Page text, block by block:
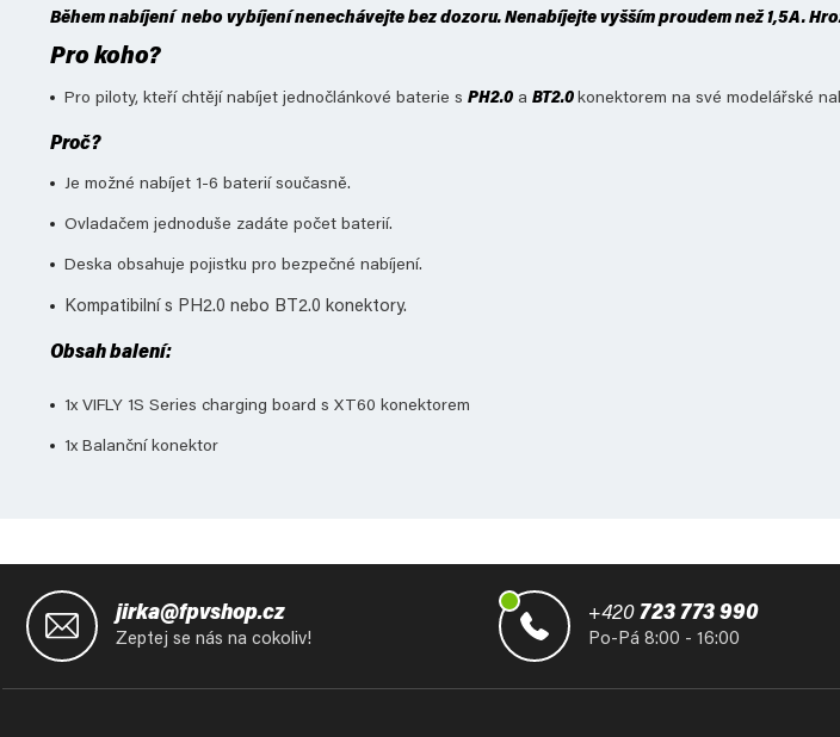
Během nabíjení nebo vybíjení nenechávejte bez dozoru. Nenabíjejte vyšším proudem než 1,5A.
Pro koho?
Pro piloty, kteří chtějí nabíjet jednočlánkové baterie s PH2.0 a BT2.0 konektorem na své modelářské
Proč?
Je možné nabíjet 1-6 baterií současně.
Ovladačem jednoduše zadáte počet baterií.
Deska obsahuje pojistku pro bezpečné nabíjení.
Kompatibilní s PH2.0 nebo BT2.0 konektory.
Obsah balení:
1x VIFLY 1S Series charging board s XT60 konektorem
1x Balanční konektor
t
jirka@fpvshop.cz
Zeptej se nás na cokoliv!
+420 723 773 990
Po-Pá 8:00 - 16:00